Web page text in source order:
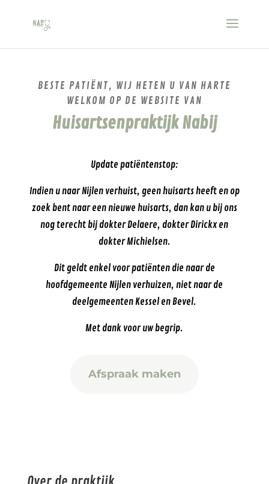
BESTE PATIËNT, WIJ HETEN U VAN HARTE
WELKOM OP DE WEBSITE VAN
Huisartsenpraktijk Nabij
Update patiëntenstop:
Indien u naar Nijlen verhuist, geen huisarts heeft en op
zoek bent naar een nieuwe huisarts, dan kan u bij ons
nog terecht bij dokter Delaere, dokter Dirickx en
dokter Michielsen.
Dit geldt enkel voor patiënten die naar de
hoofdgemeente Nijlen verhuizen, niet naar de
deelgemeenten Kessel en Bevel.
Met dank voor uw begrip.
Afspraak maken